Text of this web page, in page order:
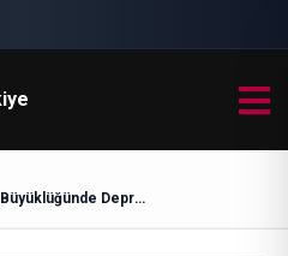
BASKOY-ORHANELI (BURSA) 2.6 Büyüklüğünde Deprem